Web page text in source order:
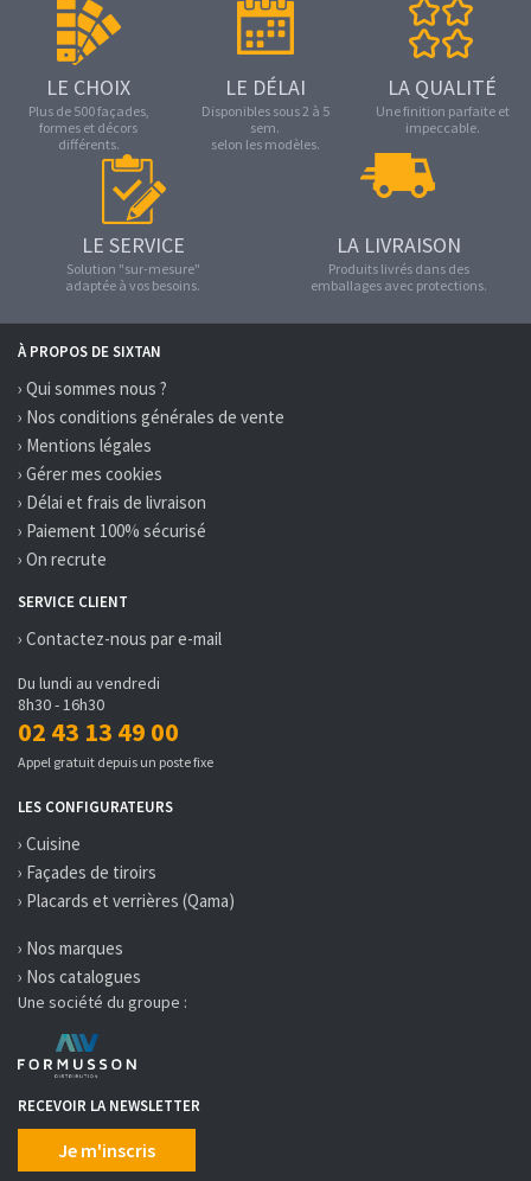
LE CHOIX
Plus de 500 façades,
formes et décors
différents.
LE DÉLAI
Disponibles sous 2 à 5
sem.
selon les modèles.
LA QUALITÉ
Une finition parfaite et
impeccable.
LE SERVICE
Solution "sur-mesure"
adaptée à vos besoins.
LA LIVRAISON
Produits livrés dans des
emballages avec protections.
À PROPOS DE SIXTAN
› Qui sommes nous ?
› Nos conditions générales de vente
› Mentions légales
› Gérer mes cookies
› Délai et frais de livraison
› Paiement 100% sécurisé
› On recrute
SERVICE CLIENT
› Contactez-nous par e-mail
Du lundi au vendredi
8h30 - 16h30
02 43 13 49 00
Appel gratuit depuis un poste fixe
LES CONFIGURATEURS
› Cuisine
› Façades de tiroirs
› Placards et verrières (Qama)
› Nos marques
› Nos catalogues
Une société du groupe :
RECEVOIR LA NEWSLETTER
Je m'inscris